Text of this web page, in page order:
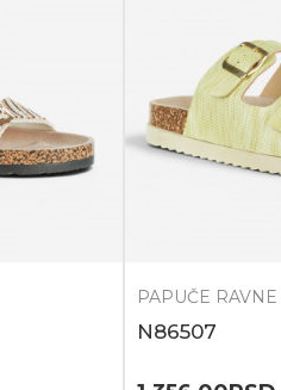
PAPUČE RAVNE
N86507